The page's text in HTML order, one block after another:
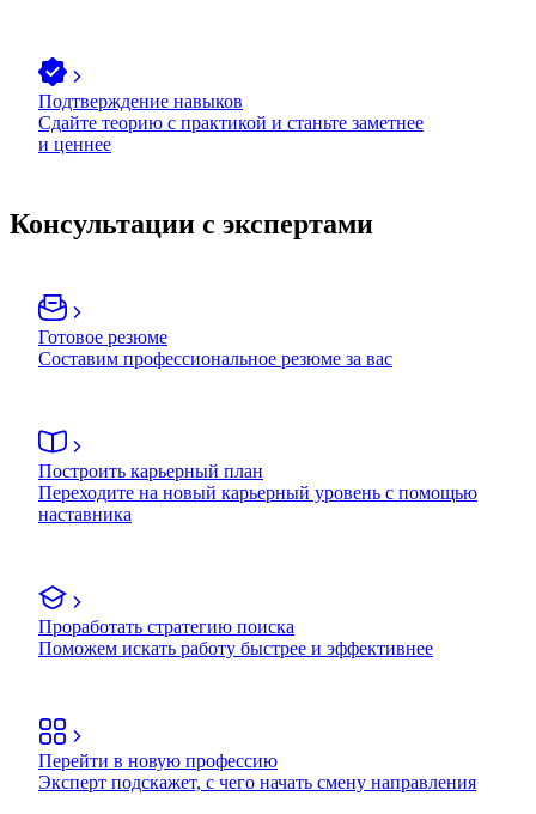
Подтверждение навыков
Сдайте теорию с практикой и станьте заметнее
и ценнее
Консультации с экспертами
Готовое резюме
Составим профессиональное резюме за вас
Построить карьерный план
Переходите на новый карьерный уровень с помощью
наставника
Проработать стратегию поиска
Поможем искать работу быстрее и эффективнее
Перейти в новую профессию
Эксперт подскажет, с чего начать смену направления